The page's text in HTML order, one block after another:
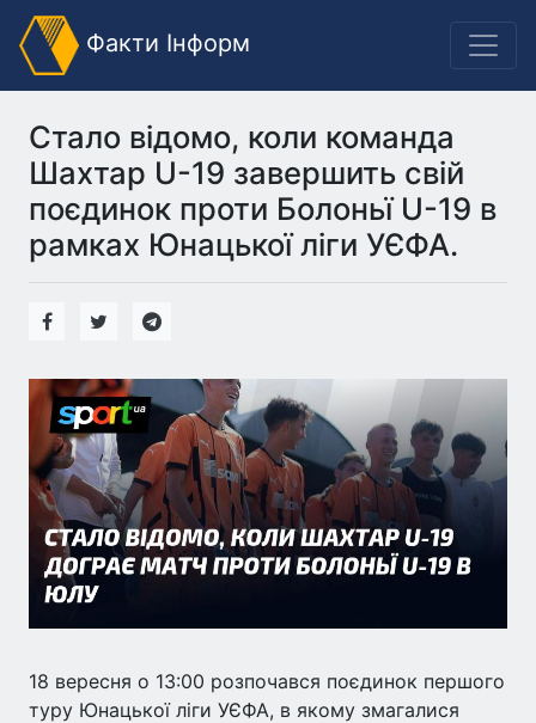
Факти Інформ
Стало відомо, коли команда
Шахтар U-19 завершить свій
поєдинок проти Болоньї U-19 в
рамках Юнацької ліги УЄФА.
18 вересня о 13:00 розпочався поєдинок першого
туру Юнацької ліги УЄФА, в якому змагалися